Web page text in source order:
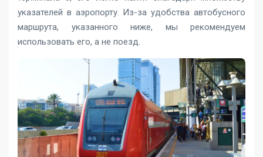
указателей в аэропорту. Из-за удобства автобусного
маршрута, указанного ниже, мы рекомендуем
использовать его, а не поезд.